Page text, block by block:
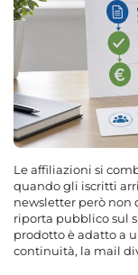
Le affiliazioni si
quando gli iscritti
newsletter però non
riporta pubblico sul
prodotto è adatto a
continuità, la mail